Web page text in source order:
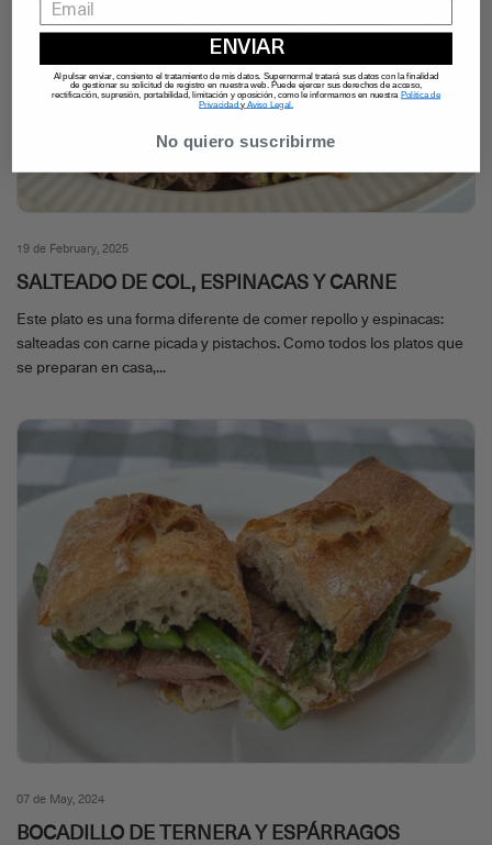
19 de February, 2025
SALTEADO DE COL, ESPINACAS Y CARNE
Este plato es una forma diferente de comer repollo y espinacas:
salteadas con carne picada y pistachos. Como todos los platos que
se preparan en casa,...
07 de May, 2024
BOCADILLO DE TERNERA Y ESPÁRRAGOS
ENVIAR
Al pulsar enviar, consiento el tratamiento de mis datos. Supernormal tratará sus datos con la finalidad
de gestionar su solicitud de registro en nuestra web. Puede ejercer sus derechos de acceso,
rectificación, supresión, portabilidad, limitación y oposición, como le informamos en nuestra Política de
Privacidady Aviso Legal.
No quiero suscribirme